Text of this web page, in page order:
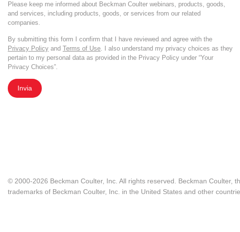
Please keep me informed about Beckman Coulter webinars, products, goods,
and services, including products, goods, or services from our related
companies.
By submitting this form I confirm that I have reviewed and agree with the
Privacy Policy and Terms of Use. I also understand my privacy choices as they
pertain to my personal data as provided in the Privacy Policy under “Your
Privacy Choices”.
Invia
© 2000-2026 Beckman Coulter, Inc. All rights reserved. Beckman
trademarks of Beckman Coulter, Inc. in the United States and other